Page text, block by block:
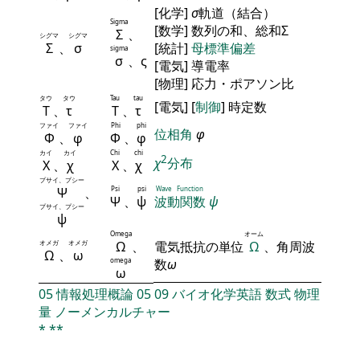
Σ
シグマ
、 σ
シグマ Σ
Sigma
、
σ
sigma
、ς
[化学] σ軌道（結合）
[数学] 数列の和、総和Σ
[統計] 母標準偏差
[電気] 導電率
[物理] 応力・ポアソン比
Τ
タウ
、 τ
タウ
Τ
Tau
、 τ
tau
[電気] [制御] 時定数
Φ
ファイ
、 φ
ファイ
Φ
Phi
、 φ
phi
位相角 φ
Χ
カイ
、 χ
カイ
Χ
Chi
、 χ
chi
χ2分布
Ψ
プサイ、プシー
、
ψ
プサイ、プシー Ψ
Psi
、 ψ
psi
波動関数
Wave Function
ψ
Ω
オメガ
、 ω
オメガ Ω
Omega
、
ω
omega
電気抵抗の単位 Ω
オーム
、角周波
数ω
05情報処理概論0509バイオ化学英語数式物理
量 ノーメンカルチャー
* **